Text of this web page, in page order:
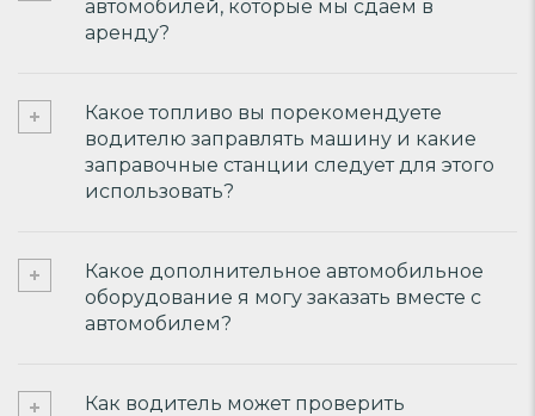
автомобилей, которые мы сдаем в
аренду?
Какое топливо вы порекомендуете
водителю заправлять машину и какие
заправочные станции следует для этого
использовать?
Какое дополнительное автомобильное
оборудование я могу заказать вместе с
автомобилем?
Как водитель может проверить